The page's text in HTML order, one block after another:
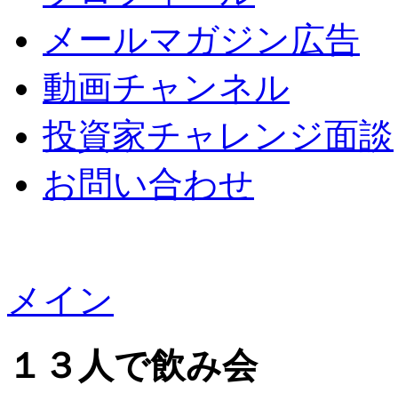
メールマガジン広告
動画チャンネル
投資家チャレンジ面談
お問い合わせ
メイン
１３人で飲み会